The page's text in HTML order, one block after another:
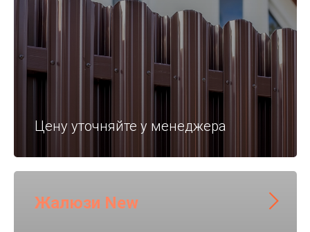
Цену уточняйте у менеджера
Жалюзи New